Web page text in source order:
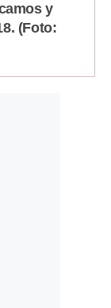
y
(Foto: